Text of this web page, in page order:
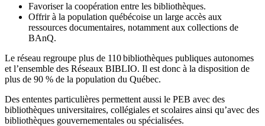
Favoriser la coopération entre les bibliothèques.
Offrir à la population québécoise un large accès aux
ressources documentaires, notamment aux collections de
BAnQ.
Le réseau regroupe plus de 110bibliothèques publiques autonomes
et l’ensemble des Réseaux BIBLIO. Il est donc à la disposition de
plus de 90 % de la population du Québec.
Des ententes particulières permettent aussi le PEB avec des
bibliothèques universitaires, collégiales et scolaires ainsi qu’avec des
bibliothèques gouvernementales ou spécialisées.